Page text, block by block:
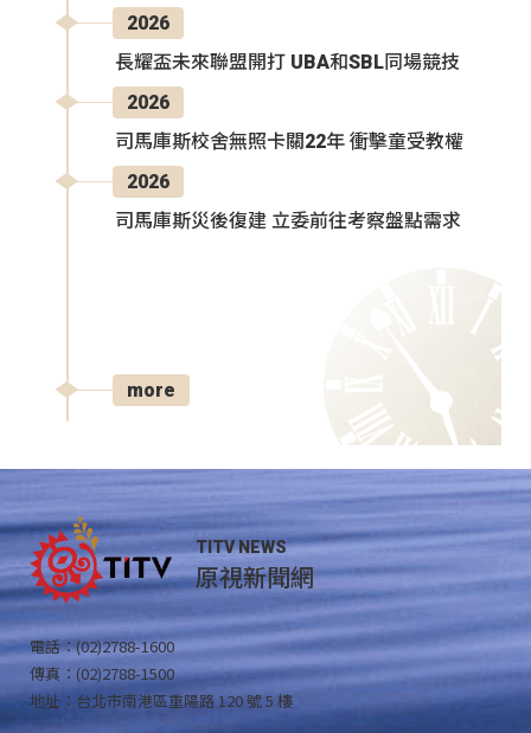
2026
長耀盃未來聯盟開打 UBA和SBL同場競技
2026
司馬庫斯校舍無照卡關22年 衝擊童受教權
2026
司馬庫斯災後復建 立委前往考察盤點需求
more
TITV NEWS
原視新聞網
電話：(02)2788-1600
傳真：(02)2788-1500
地址：台北市南港區重陽路 120 號 5 樓